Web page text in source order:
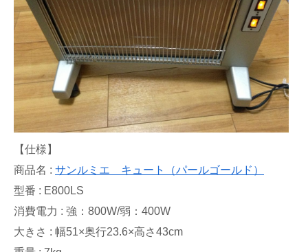
【仕様】
商品名 : サンルミエ キュート（パールゴールド）
型番 : E800LS
消費電力 : 強：800W/弱：400W
大きさ : 幅51×奥行23.6×高さ43cm